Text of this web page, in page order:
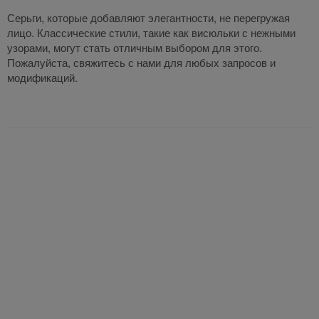
Серьги, которые добавляют элегантности, не перегружая
лицо. Классические стили, такие как висюльки с нежными
узорами, могут стать отличным выбором для этого.
Пожалуйста, свяжитесь с нами для любых запросов и
модификаций.